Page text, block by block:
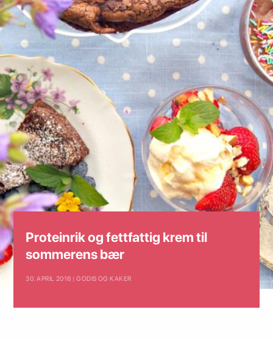
Proteinrik og fettfattig krem til
sommerens bær
30. APRIL 2016 | GODIS OG KAKER